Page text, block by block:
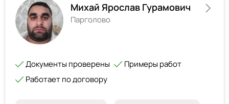
Михай Ярослав Гурамович
Парголово
Документы проверены
Примеры работ
Работает по договору